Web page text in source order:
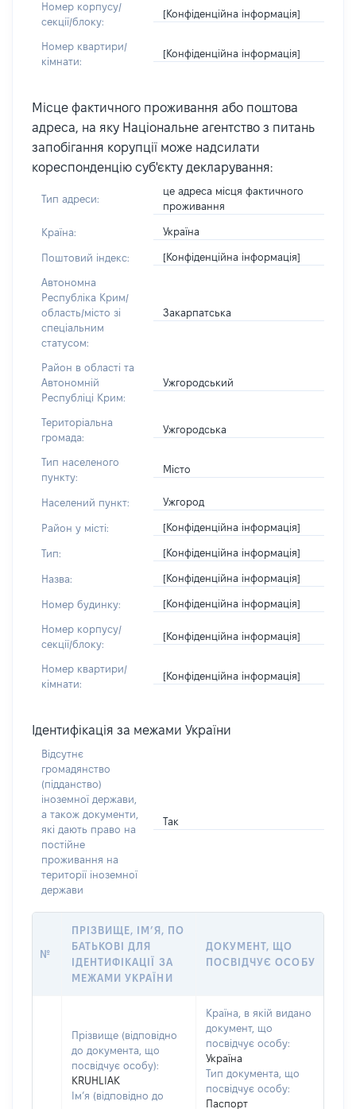
Номер корпусу/
секції/блоку:
[Конфіденційна інформація]
Номер квартири/
кімнати:
[Конфіденційна інформація]
Місце фактичного проживання або поштова
адреса, на яку Національне агентство з питань
запобігання корупції може надсилати
кореспонденцію суб'єкту декларування:
Тип адреси:
це адреса місця фактичного
проживання
Країна: Україна
Поштовий індекс: [Конфіденційна інформація]
Автономна
Республіка Крим/
область/місто зі
спеціальним
статусом:
Закарпатська
Район в області та
Автономній
Республіці Крим:
Ужгородський
Територіальна
громада:
Ужгородська
Тип населеного
пункту:
Місто
Населений пункт: Ужгород
Район у місті: [Конфіденційна інформація]
Тип: [Конфіденційна інформація]
Назва: [Конфіденційна інформація]
Номер будинку: [Конфіденційна інформація]
Номер корпусу/
секції/блоку:
[Конфіденційна інформація]
Номер квартири/
кімнати:
[Конфіденційна інформація]
Ідентифікація за межами України
Відсутнє
громадянство
(підданство)
іноземної держави,
а також документи,
які дають право на
постійне
проживання на
території іноземної
держави
Так
№
ПРІЗВИЩЕ, ІМ’Я, ПО
БАТЬКОВІ ДЛЯ
ІДЕНТИФІКАЦІЇ ЗА
МЕЖАМИ УКРАЇНИ
ДОКУМЕНТ, ЩО
ПОСВІДЧУЄ ОСОБУ
Прізвище (відповідно
до документа, що
посвідчує особу):
KRUHLIAK
Ім’я (відповідно до
Країна, в якій видано
документ, що
посвідчує особу:
Україна
Тип документа, що
посвідчує особу:
Паспорт